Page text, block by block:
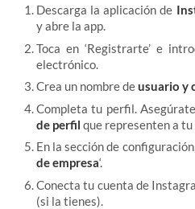
Descarga la aplicación de
y abre la app.
Toca en ‘Registrarte’ e
electrónico.
Crea un nombre deusuario y
Completa tu perfil.
de perfil que representen a tu
En la sección de
de empresa‘.
Conecta tu cuenta de
(si la tienes).